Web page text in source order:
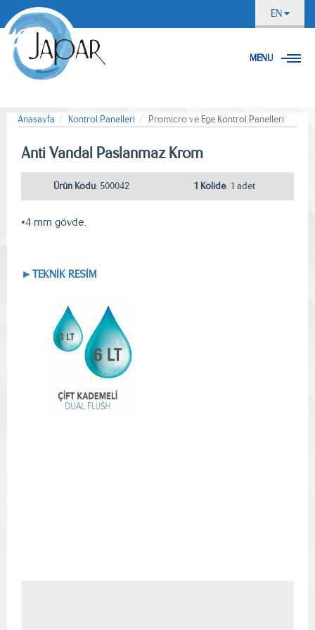
EN
MENU
Anasayfa Kontrol Panelleri Promicro ve Ege Kontrol Panelleri
Anti Vandal Paslanmaz Krom
Ürün Kodu: 500042 1 Kolide: 1 adet
•4 mm gövde.
►TEKNİK RESİM